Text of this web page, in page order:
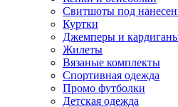
Свитшоты под
Куртки
Джемперы и
Жилеты
Вязаные комплекты
Спортивная одежда
Промо футболки
Детская одежда